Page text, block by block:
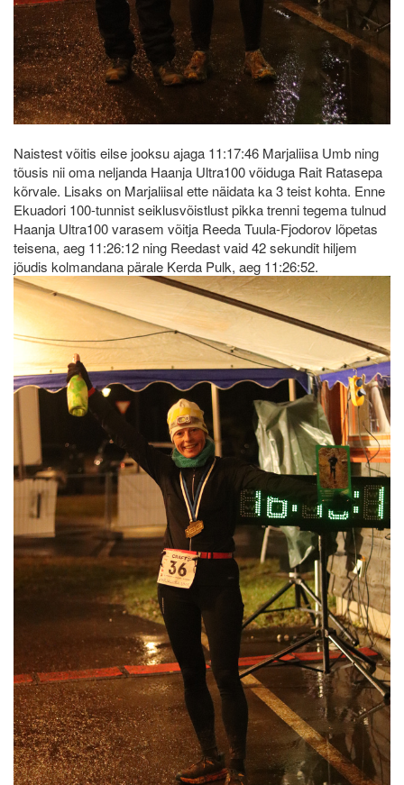
Naistest võitis eilse jooksu ajaga 11:17:46 Marjaliisa Umb ning
tõusis nii oma neljanda Haanja Ultra100 võiduga Rait Ratasepa
kõrvale. Lisaks on Marjaliisal ette näidata ka 3 teist kohta. Enne
Ekuadori 100-tunnist seiklusvõistlust pikka trenni tegema tulnud
Haanja Ultra100 varasem võitja Reeda Tuula-Fjodorov lõpetas
teisena, aeg 11:26:12 ning Reedast vaid 42 sekundit hiljem
jõudis kolmandana pärale Kerda Pulk, aeg 11:26:52.